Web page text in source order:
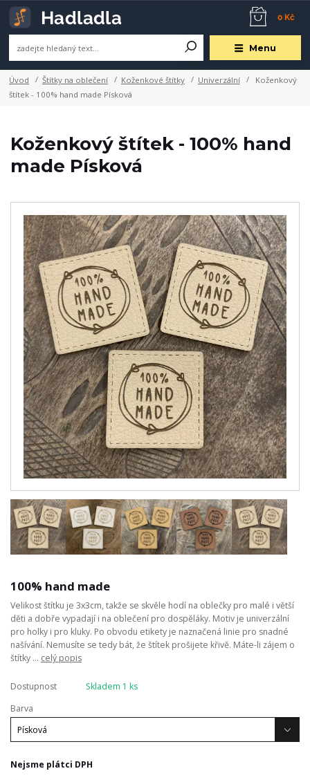
Menu
0 Kč
Úvod Štítky na oblečení Koženkové štítky Univerzální
Koženkový
štítek - 100% hand made Písková
Koženkový štítek - 100% hand
made Písková
100% hand made
Velikost štítku je 3x3cm, takže se skvěle hodí na oblečky pro malé i větší
děti a dobře vypadají i na oblečení pro dospěláky. Motiv je univerzální
pro holky i pro kluky. Po obvodu etikety je naznačená linie pro snadné
našívání. Nemusíte se tedy bát, že štítek prošijete křivě. Máte-li zájem o
štítky ... celý popis
Dostupnost
Skladem 1 ks
Barva
Nejsme plátci DPH